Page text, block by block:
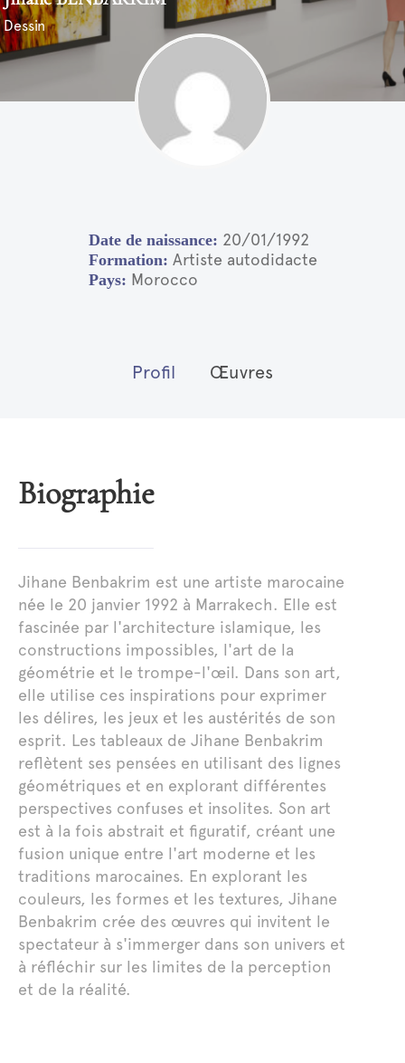
Dessin
20/01/1992
Artiste autodidacte
Morocco
Profil Œuvres
Biographie
Jihane Benbakrim est une artiste marocaine
née le 20 janvier 1992 à Marrakech. Elle est
fascinée par l'architecture islamique, les
constructions impossibles, l'art de la
géométrie et le trompe-l'œil. Dans son art,
elle utilise ces inspirations pour exprimer
les délires, les jeux et les austérités de son
esprit. Les tableaux de Jihane Benbakrim
reflètent ses pensées en utilisant des lignes
géométriques et en explorant différentes
perspectives confuses et insolites. Son art
est à la fois abstrait et figuratif, créant une
fusion unique entre l'art moderne et les
traditions marocaines. En explorant les
couleurs, les formes et les textures, Jihane
Benbakrim crée des œuvres qui invitent le
spectateur à s'immerger dans son univers et
à réfléchir sur les limites de la perception
et de la réalité.